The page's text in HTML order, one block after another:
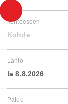
kohteeseen
Kohde
Lähtö
la 8.8.2026
Paluu